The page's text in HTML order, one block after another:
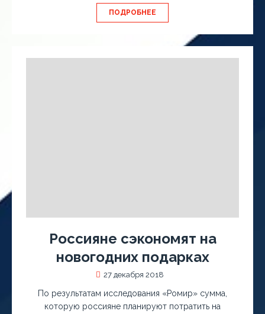
ПОДРОБНЕЕ
Россияне сэкономят на
новогодних подарках
27 декабря 2018
По результатам исследования «Ромир» сумма,
которую россияне планируют потратить на